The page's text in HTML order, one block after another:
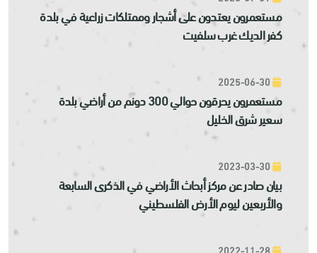
مستعمرون يعتدون على أشجار وممتلكات زراعية في بلدة
كفر الديك غرب سلفيت
مستعمرون يحرقون حوالي 300 دونم من أراضي بلدة
سعير شرق الخليل
بيان صادر عن مركز أبحاث الأراضي في الذكرى السابعة
والأربعين ليوم الأرض الفلسطيني